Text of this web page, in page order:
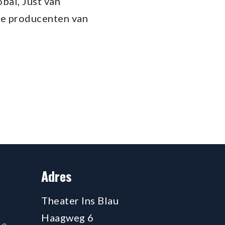
producenten van
Adres
Theater Ins Blau
Haagweg 6